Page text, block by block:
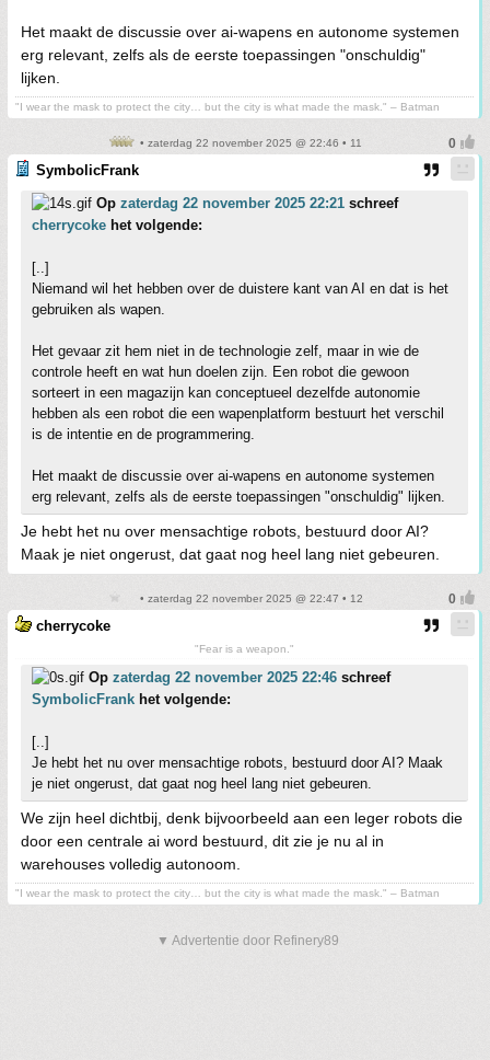
Het maakt de discussie over ai-wapens en autonome systemen
erg relevant, zelfs als de eerste toepassingen "onschuldig"
lijken.
"I wear the mask to protect the city… but the city is what made the mask." – Batman
• zaterdag 22 november 2025 @ 22:46 • 11
SymbolicFrank
Op zaterdag 22 november 2025 22:21 schreef
cherrycoke het volgende:
[..]
Niemand wil het hebben over de duistere kant van AI en dat is het
gebruiken als wapen.
Het gevaar zit hem niet in de technologie zelf, maar in wie de
controle heeft en wat hun doelen zijn. Een robot die gewoon
sorteert in een magazijn kan conceptueel dezelfde autonomie
hebben als een robot die een wapenplatform bestuurt het verschil
is de intentie en de programmering.
Het maakt de discussie over ai-wapens en autonome systemen
erg relevant, zelfs als de eerste toepassingen "onschuldig" lijken.
Je hebt het nu over mensachtige robots, bestuurd door AI?
Maak je niet ongerust, dat gaat nog heel lang niet gebeuren.
• zaterdag 22 november 2025 @ 22:47 • 12
cherrycoke
"Fear is a weapon."
Op zaterdag 22 november 2025 22:46 schreef
SymbolicFrank het volgende:
[..]
Je hebt het nu over mensachtige robots, bestuurd door AI? Maak
je niet ongerust, dat gaat nog heel lang niet gebeuren.
We zijn heel dichtbij, denk bijvoorbeeld aan een leger robots die
door een centrale ai word bestuurd, dit zie je nu al in
warehouses volledig autonoom.
"I wear the mask to protect the city… but the city is what made the mask." – Batman
▼ Advertentie door Refinery89